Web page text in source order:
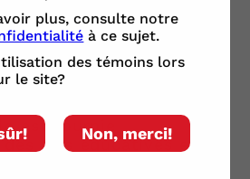
incluant, notamment,
physique, le
et la
et les
(«l'Information
est fournie
des fins éducatives et
plus, consulte notre
à ce sujet.
des témoins lors
le site?
Non, merci!